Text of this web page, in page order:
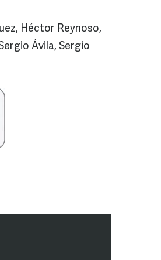
Héctor Reynoso,
Ávila, Sergio